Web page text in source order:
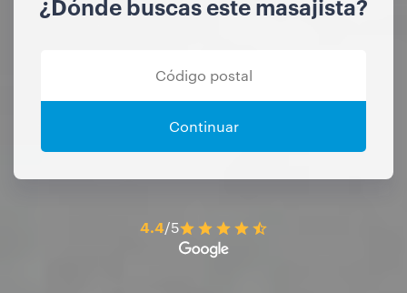
¿Dónde buscas este masajista?
Continuar
4.4/5